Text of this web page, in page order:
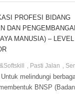
Pasti Jalan
melindungi
BNSP